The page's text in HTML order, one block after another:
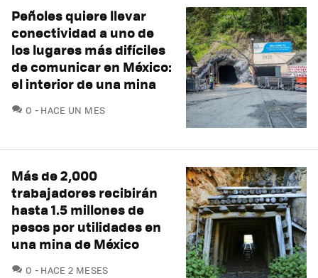
Peñoles quiere llevar
conectividad a uno de
los lugares más difíciles
de comunicar en México:
el interior de una mina
0 COMENTARIOS
HACE UN MES
Más de 2,000
trabajadores recibirán
hasta 1.5 millones de
pesos por utilidades en
una mina de México
0 COMENTARIOS
HACE 2 MESES